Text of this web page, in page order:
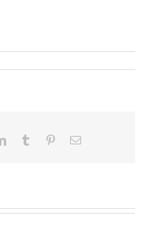
LinkedInTumblr Pinterest
E-